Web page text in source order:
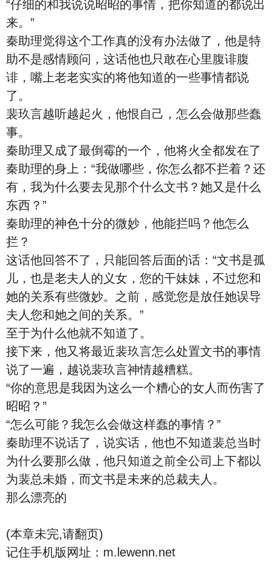
“仔细的和我说说昭昭的事情，把你知道的都说出
来。”
秦助理觉得这个工作真的没有办法做了，他是特
助不是感情顾问，这话他也只敢在心里腹诽腹
诽，嘴上老老实实的将他知道的一些事情都说
了。
裴玖言越听越起火，他恨自己，怎么会做那些蠢
事。
秦助理又成了最倒霉的一个，他将火全都发在了
秦助理的身上：“我做哪些，你怎么都不拦着？还
有，我为什么要去见那个什么文书？她又是什么
东西？”
秦助理的神色十分的微妙，他能拦吗？他怎么
拦？
这话他回答不了，只能回答后面的话：“文书是孤
儿，也是老夫人的义女，您的干妹妹，不过您和
她的关系有些微妙。之前，感觉您是放任她误导
夫人您和她之间的关系。”
至于为什么他就不知道了。
接下来，他又将最近裴玖言怎么处置文书的事情
说了一遍，越说裴玖言神情越糟糕。
“你的意思是我因为这么一个糟心的女人而伤害了
昭昭？”
“怎么可能？我怎么会做这样蠢的事情？”
秦助理不说话了，说实话，他也不知道裴总当时
为什么要那么做，他只知道之前全公司上下都以
为裴总未婚，而文书是未来的总裁夫人。
那么漂亮的
(本章未完,请翻页)
记住手机版网址：m.lewenn.net